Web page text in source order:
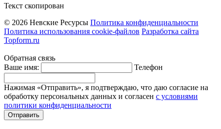
Текст скопирован
© 2026 Невские Ресурсы Политика конфиденциальности
Политика использования cookie-файлов Разработка сайта
Topform.ru
Обратная связь
Ваше имя:
Телефон
Нажимая «Отправить», я подтверждаю, что даю согласие на
обработку персональных данных и согласен с условиями
политики конфиденциальности
Отправить